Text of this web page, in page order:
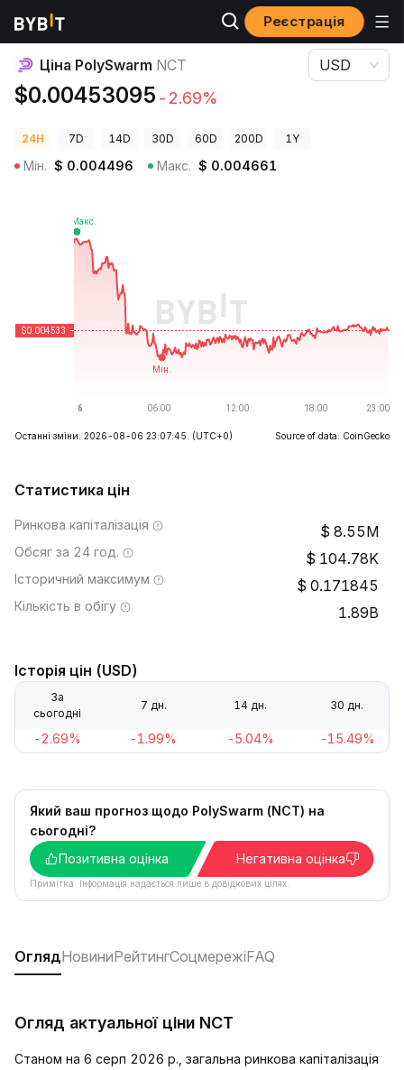
Реєстрація
Ціни криптовалют Ціна PolySwarm NCT
Ціна PolySwarm NCT
$0.00453095 -2.69%
USD
24H 7D 14D 30D 60D 200D 1Y
Мін. $ 0.004496 Макс. $ 0.004661
Останні зміни: 2026-08-06 23:07:45. (UTC+0) Source of data: CoinGecko
Статистика цін
Ринкова капіталізація 8.55M
Обсяг за 24 год. 104.78K
Історичний максимум 0.171845
Кількість в обігу 1.89B
Історія цін (USD)
За
сьогодні
7 дн. 14 дн. 30 дн.
-2.69% -1.99% -5.04% -15.49%
Який ваш прогноз щодо PolySwarm (NCT) на
сьогодні?
Позитивна оцінка
Негативна оцінка
Примітка. Інформація надається лише в довідкових цілях.
ОглядНовиниРейтингСоцмережіFAQ
Огляд актуальної ціни NCT
Станом на 6 серп 2026 р., загальна ринкова капіталізація